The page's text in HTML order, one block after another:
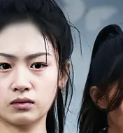
ditemukan dan
dia mendapati ada
dengannya. Setelah
keadaan lemah dan
Wan untuk
dia secara diam-
Jiang Wan, yang
peluang,
semakin pudar.
dan Jiang Group.